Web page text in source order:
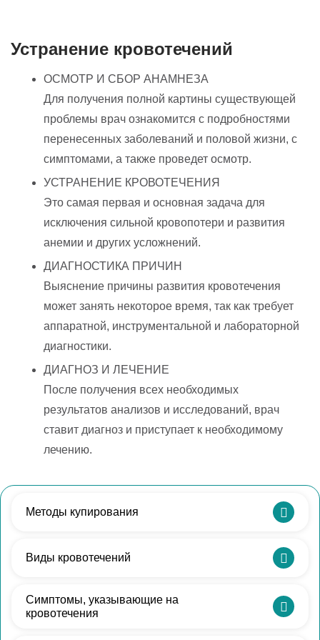
Устранение кровотечений
ОСМОТР И СБОР АНАМНЕЗА
Для получения полной картины существующей
проблемы врач ознакомится с подробностями
перенесенных заболеваний и половой жизни, с
симптомами, а также проведет осмотр.
УСТРАНЕНИЕ КРОВОТЕЧЕНИЯ
Это самая первая и основная задача для
исключения сильной кровопотери и развития
анемии и других усложнений.
ДИАГНОСТИКА ПРИЧИН
Выяснение причины развития кровотечения
может занять некоторое время, так как требует
аппаратной, инструментальной и лабораторной
диагностики.
ДИАГНОЗ И ЛЕЧЕНИЕ
После получения всех необходимых
результатов анализов и исследований, врач
ставит диагноз и приступает к необходимому
лечению.
Методы купирования
которого проводится раздельное диагностическое
процедуры устраняется кровотечение, в то же
Виды кровотечений
1) Кровотечения у новорожденных первой недели
– кровянистые, довольно скудные, выделения
Симптомы, указывающие на
кровотечения